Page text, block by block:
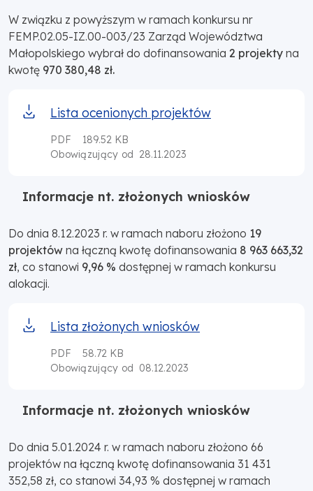
W związku z powyższym w ramach konkursu nr
FEMP.02.05-IZ.00-003/23 Zarząd Województwa
Małopolskiego wybrał do dofinansowania 2 projekty na
kwotę 970 380,48 zł.
Lista ocenionych projektów
PDF
189.52 KB
Obowiązujący od 28.11.2023
Informacje nt. złożonych wniosków
Do dnia 8.12.2023 r. w ramach naboru złożono 19
projektów na łączną kwotę dofinansowania 8 963 663,32
zł, co stanowi 9,96 % dostępnej w ramach konkursu
alokacji.
Lista złożonych wniosków
PDF
58.72 KB
Obowiązujący od 08.12.2023
Informacje nt. złożonych wniosków
Do dnia 5.01.2024 r. w ramach naboru złożono 66
projektów na łączną kwotę dofinansowania 31 431
352,58 zł, co stanowi 34,93 % dostępnej w ramach